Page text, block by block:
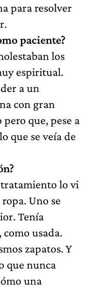
para resolver
paciente?
los
espiritual.
a un
con gran
que, pese a
que se veía de
lo vi
Uno se
Tenía
como usada.
zapatos. Y
que nunca
una